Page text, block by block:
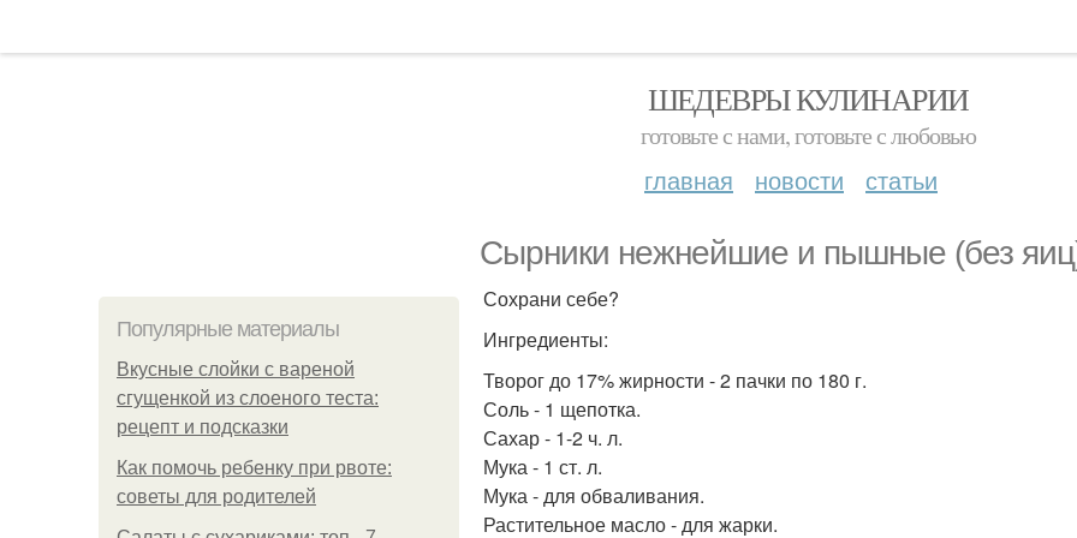
ШЕДЕВРЫ КУЛИНАРИИ
готовьте с нами, готовьте с любовью
главная новости статьи
Сырники нежнейшие и пышные (без
Популярные материалы
Вкусные слойки с вареной
сгущенкой из слоеного теста:
рецепт и подсказки
Как помочь ребенку при рвоте:
советы для родителей
Сохрани себе?
Ингредиенты:
Творог до 17% жирности - 2 пачки по 180 г.
Соль - 1 щепотка.
Сахар - 1-2 ч. л.
Мука - 1 ст. л.
Мука - для обваливания.
Растительное масло - для жарки.